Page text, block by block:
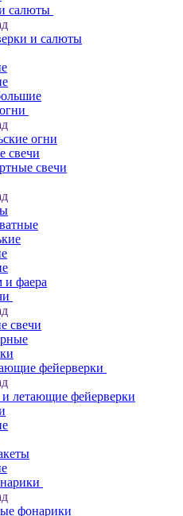
салюты
и салюты
огни
свечи
свечи
фаера
свечи
фейерверки
летающие фейерверки
фонарики